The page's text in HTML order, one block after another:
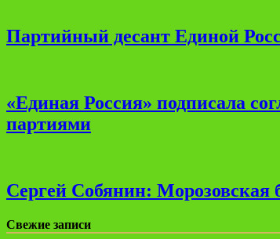
Партийный десант Единой
«Единая Россия» подписала
партиями
Сергей Собянин: Морозовская
Свежие записи